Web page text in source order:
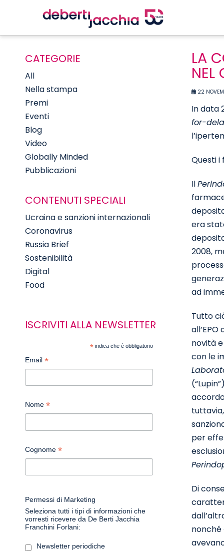
LA
NEL
22
In data
for-
Questi i
Il
era
2008,
ad
Tutto
novità
con le
per
Di
nonché
CATEGORIE
All
Nella stampa
Premi
Eventi
Blog
Video
Globally Minded
Pubblicazioni
CONTENUTI SPECIALI
Ucraina e sanzioni internazionali
Coronavirus
Russia Brief
Sostenibilità
Digital
Food
ISCRIVITI ALLA NEWSLETTER
*indica che è obbligatorio
Email *
Nome *
Cognome *
Permessi di Marketing
Seleziona tutti i tipi di informazioni che
vorresti ricevere da De Berti Jacchia
Franchini Forlani:
Newsletter periodiche